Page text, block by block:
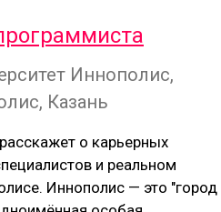
Иннополис,
Казань
о карьерных
и реальном
Иннополис — это "город